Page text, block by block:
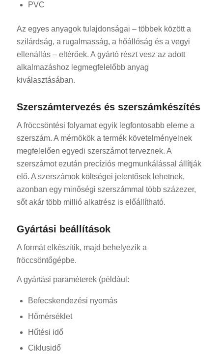
PVC
Az egyes anyagok tulajdonságai – többek között a
szilárdság, a rugalmasság, a hőállóság és a vegyi
ellenállás – eltérőek. A gyártó részt vesz az adott
alkalmazáshoz legmegfelelőbb anyag
kiválasztásában.
Szerszámtervezés és szerszámkészítés
A fröccsöntési folyamat egyik legfontosabb eleme a
szerszám. A mérnökök a termék követelményeinek
megfelelően egyedi szerszámot terveznek. A
szerszámot ezután precíziós megmunkálással állítják
elő. A szerszámok költségei jelentősek lehetnek,
azonban egy minőségi szerszámmal több százezer,
sőt akár több millió alkatrész is előállítható.
Gyártási beállítások
A formát elkészítik, majd behelyezik a
fröccsöntőgépbe.
A gyártási paraméterek (például:
Befecskendezési nyomás
Hőmérséklet
Hűtési idő
Ciklusidő